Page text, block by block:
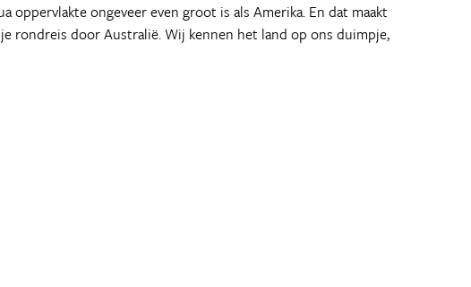
oppervlakte ongeveer even groot is als Amerika. En dat maakt
rondreis door Australië. Wij kennen het land op ons duimpje,